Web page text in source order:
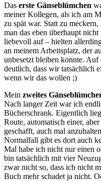
Das erste Gänseblümchen
meiner Kollegen, als ich am
zu spät war. Statt zu
man das eben überhaupt
liebevoll auf – hielten
an meinem Arbeitsplatz, der
unbesetzt bleiben konnte.
deutlich, dass wir tatsächlich
wenn wir das wollen ;)
Mein zweites
Nach langer Zeit war ich
Bücherschrank. Eigentlich
Route, automatisch einer,
geschafft, auch mal
Normalfall gibt es dort auch
Mal habe ich nicht nur einen
bin tatsächlich mit vier
zwar nicht so, dass ich nicht
Buch mehr schadet ja nicht.